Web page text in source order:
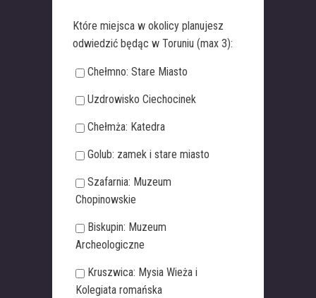
Które miejsca w okolicy planujesz
odwiedzić będąc w Toruniu (max 3):
Chełmno: Stare Miasto
Uzdrowisko Ciechocinek
Chełmża: Katedra
Golub: zamek i stare miasto
Szafarnia: Muzeum
Chopinowskie
Biskupin: Muzeum
Archeologiczne
Kruszwica: Mysia Wieża i
Kolegiata romańska